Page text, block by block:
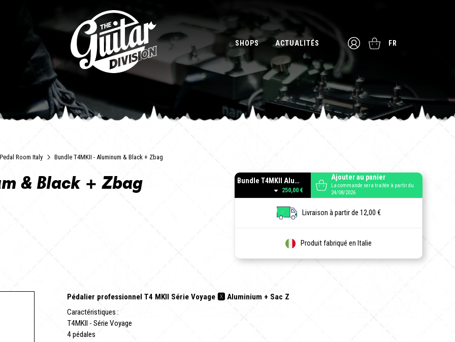
SHOPS ACTUALITÉS FR
Pedal Room Italy Bundle T4MKII - Aluminum & Black + Zbag
& Black + Zbag Bundle T4MKII Aluminum + Zbag
250,00 €
Ajouter au panier
La commande sera traitée à partir du
24/08/2026
Livraison à partir de 12,00 €
Produit fabriqué en Italie
Pédalier professionnel T4 MKII Série Voyage 🆇 Aluminium + Sac Z
Caractéristiques :
T4MKII - Série Voyage
4 pédales